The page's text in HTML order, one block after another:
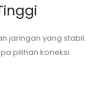
jaringan yang stabil.
pilihan koneksi